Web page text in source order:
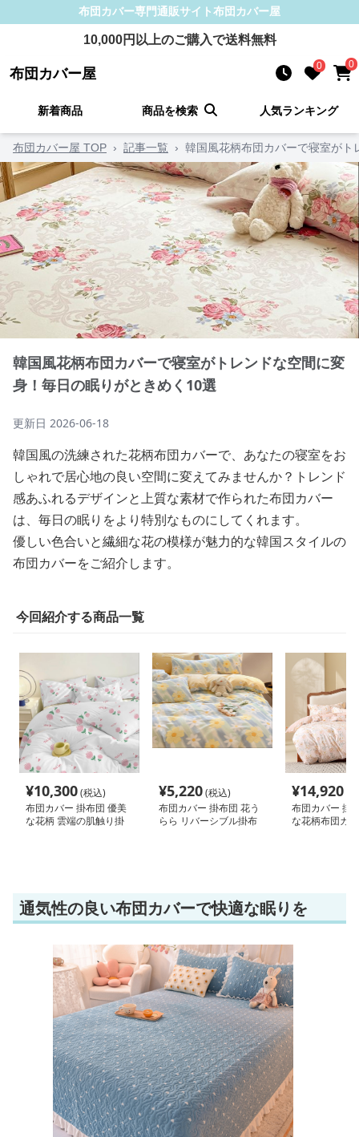
布団カバー専門通販サイト布団カバー屋
10,000円以上のご購入で送料無料
布団カバー屋 0 0
新着商品 商品を検索 人気ランキング
布団カバー屋 TOP › 記事一覧 › 韓国風花柄布団カバーで寝室が
韓国風花柄布団カバーで寝室がトレンドな空間に変
身！毎日の眠りがときめく10選
更新日 2026-06-18
韓国風の洗練された花柄布団カバーで、あなたの寝室をお
しゃれで居心地の良い空間に変えてみませんか？トレンド
感あふれるデザインと上質な素材で作られた布団カバー
は、毎日の眠りをより特別なものにしてくれます。
優しい色合いと繊細な花の模様が魅力的な韓国スタイルの
布団カバーをご紹介します。
今回紹介する商品一覧
¥10,300(税込)
布団カバー 掛布団 優美
な花柄 雲端の肌触り掛
¥5,220(税込)
布団カバー 掛布団 花う
らら リバーシブル掛布
¥14,920
布団カバー 掛
な花柄布団カ
通気性の良い布団カバーで快適な眠りを